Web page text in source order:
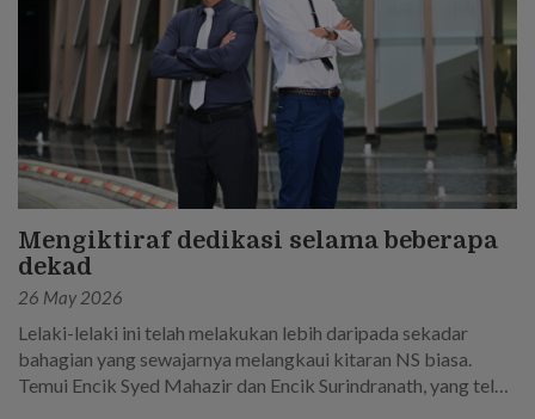
Mengiktiraf dedikasi selama beberapa
dekad
26 May 2026
Lelaki-lelaki ini telah melakukan lebih daripada sekadar
bahagian yang sewajarnya melangkaui kitaran NS biasa.
Temui Encik Syed Mahazir dan Encik Surindranath, yang telah